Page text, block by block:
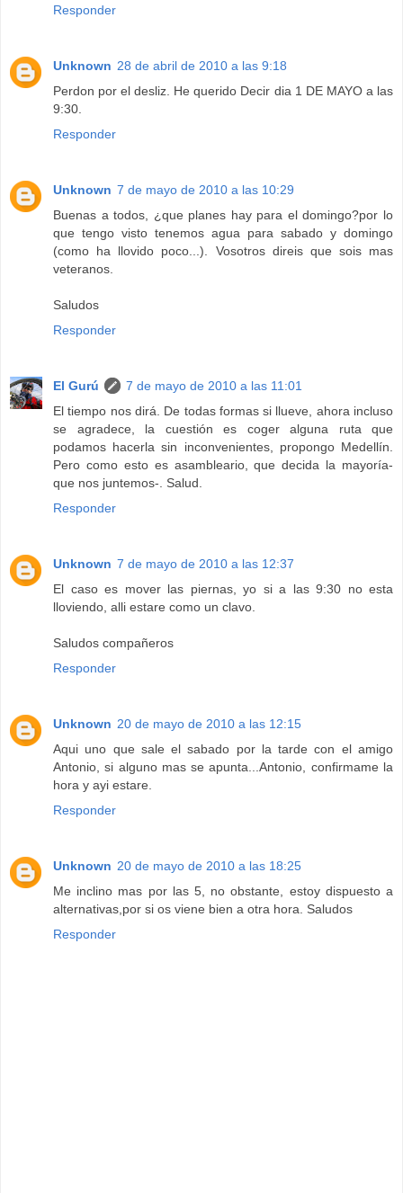
Responder
Unknown 28 de abril de 2010 a las 9:18
Perdon por el desliz. He querido Decir dia 1 DE MAYO a las
9:30.
Responder
Unknown 7 de mayo de 2010 a las 10:29
Buenas a todos, ¿que planes hay para el domingo?por lo
que tengo visto tenemos agua para sabado y domingo
(como ha llovido poco...). Vosotros direis que sois mas
veteranos.
Saludos
Responder
El Gurú
7 de mayo de 2010 a las 11:01
El tiempo nos dirá. De todas formas si llueve, ahora incluso
se agradece, la cuestión es coger alguna ruta que
podamos hacerla sin inconvenientes, propongo Medellín.
Pero como esto es asambleario, que decida la mayoría-
que nos juntemos-. Salud.
Responder
Unknown 7 de mayo de 2010 a las 12:37
El caso es mover las piernas, yo si a las 9:30 no esta
lloviendo, alli estare como un clavo.
Saludos compañeros
Responder
Unknown 20 de mayo de 2010 a las 12:15
Aqui uno que sale el sabado por la tarde con el amigo
Antonio, si alguno mas se apunta...Antonio, confirmame la
hora y ayi estare.
Responder
Unknown 20 de mayo de 2010 a las 18:25
Me inclino mas por las 5, no obstante, estoy dispuesto a
alternativas,por si os viene bien a otra hora. Saludos
Responder